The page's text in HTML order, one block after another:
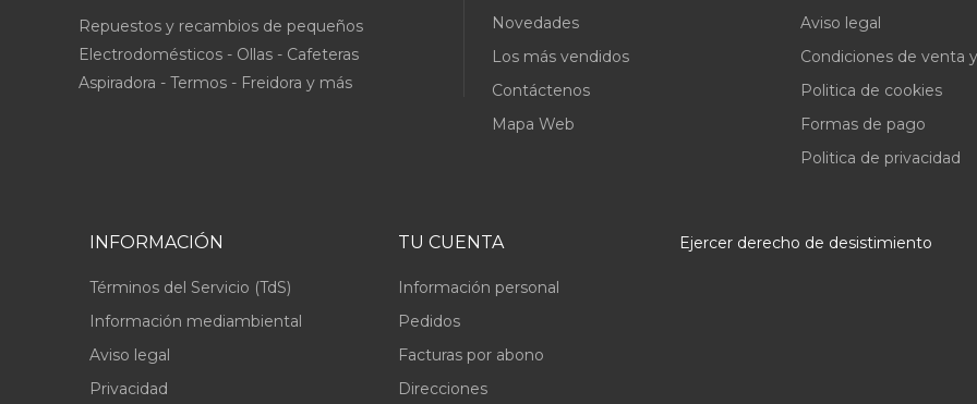
Repuestos y recambios de pequeños
Electrodomésticos - Ollas - Cafeteras
Aspiradora - Termos - Freidora y más
Novedades
Los más vendidos
Contáctenos
Mapa Web
Aviso legal
Condiciones de venta
Politica de cookies
Formas de pago
Politica de privacidad
INFORMACIÓN
Términos del Servicio (TdS)
Información mediambiental
Aviso legal
Privacidad
TU CUENTA
Información personal
Pedidos
Facturas por abono
Direcciones
Ejercer derecho de desistimiento